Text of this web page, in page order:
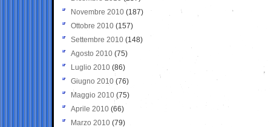
Novembre 2010 (187)
Ottobre 2010 (157)
Settembre 2010 (148)
Agosto 2010 (75)
Luglio 2010 (86)
Giugno 2010 (76)
Maggio 2010 (75)
Aprile 2010 (66)
Marzo 2010 (79)